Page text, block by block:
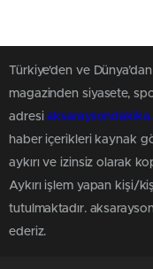
Türkiye'den ve
magazinden siyasete,
adresi
haber içerikleri kaynak
aykırı ve izinsiz olarak
Aykırı işlem yapan kişi/
tutulmaktadır.
ederiz.